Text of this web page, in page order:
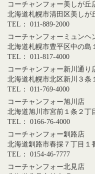
コーチャンフォー美しが丘
北海道札幌市清田区美しが
TEL： 011-889-2000
コーチャンフォーミュンヘ
北海道札幌市豊平区中の島
TEL： 011-817-4000
コーチャンフォー新川通り
北海道札幌市北区新川３条
TEL： 011-769-4000
コーチャンフォー旭川店
北海道旭川市宮前１条２丁
TEL： 0166-76-4000
コーチャンフォー釧路店
北海道釧路市春採７丁目１
TEL： 0154-46-7777
コーチャンフォー北見店